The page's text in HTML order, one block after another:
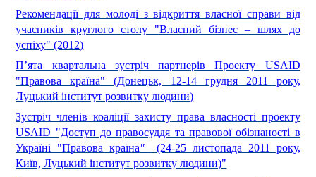
Рекомендації для молоді з відкриття власної справи від
учасників круглого столу "Власний бізнес – шлях до
успіху" (2012)
П’ята квартальна зустріч партнерів Проекту USAID
"Правова країна" (Донецьк, 12-14 грудня 2011 року,
Луцький інститут розвитку людини)
Зустріч членів коаліції захисту права власності проекту
USAID "Доступ до правосуддя та правової обізнаності в
Україні "Правова країна"
(24-25 листопада 2011 року,
Київ, Луцький інститут розвитку людини)"